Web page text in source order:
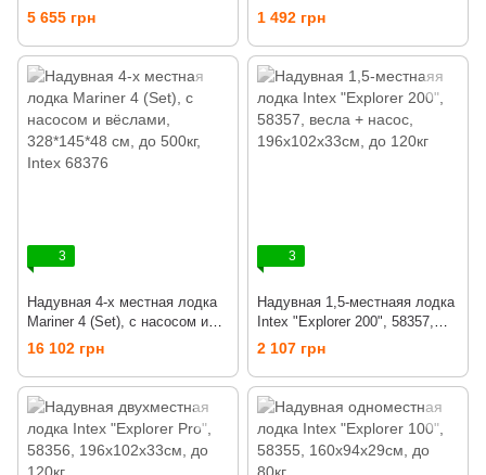
Challenger K2 Kayak, 312 х 91
х 51 см, весла, насос
5 655 грн
насос, 211х117х41см, до
186кг, Intex 58332
1 492 грн
3
Надувная 4-х местная лодка
Mariner 4 (Set), с насосом и
вёслами, 328*145*48 см, до
500кг, Intex 68376
16 102 грн
3
Надувная 1,5-местнаяя лодка
Intex "Explorer 200", 58357,
весла + насос, 196х102х33см,
до 120кг
2 107 грн